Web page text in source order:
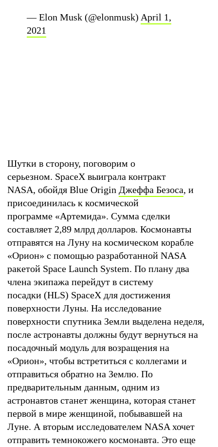
— Elon Musk (@elonmusk) April 1,
2021
Шутки в сторону, поговорим о
серьезном. SpaceX выиграла контракт
NASA, обойдя Blue Origin Джеффа Безоса, и
присоединилась к космической
программе «Артемида». Сумма сделки
составляет 2,89 млрд долларов. Космонавты
отправятся на Луну на космическом корабле
«Орион» с помощью разработанной NASA
ракетой Space Launch System. По плану два
члена экипажа перейдут в систему
посадки (HLS) SpaceX для достижения
поверхности Луны. На исследование
поверхности спутника Земли выделена неделя,
после астронавты должны будут вернуться на
посадочный модуль для возращения на
«Орион», чтобы встретиться с коллегами и
отправиться обратно на Землю. По
предварительным данным, одним из
астронавтов станет женщина, которая станет
первой в мире женщиной, побывавшей на
Луне. А вторым исследователем NASA хочет
отправить темнокожего космонавта. Это еще